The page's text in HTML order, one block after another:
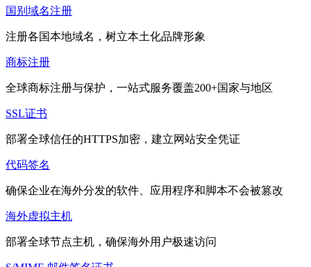
国别域名注册
注册各国本地域名，树立本土化品牌形象
商标注册
全球商标注册与保护，一站式服务覆盖200+国家与地区
SSL证书
部署全球信任的HTTPS加密，建立网站安全凭证
代码签名
确保企业在海外分发的软件、应用程序和脚本不会被篡改
海外虚拟主机
部署全球节点主机，确保海外用户极速访问